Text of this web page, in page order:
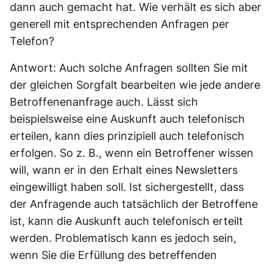
dann auch gemacht hat. Wie verhält es sich aber
generell mit entsprechenden Anfragen per
Telefon?
Antwort: Auch solche Anfragen sollten Sie mit
der gleichen Sorgfalt bearbeiten wie jede andere
Betroffenenanfrage auch. Lässt sich
beispielsweise eine Auskunft auch telefonisch
erteilen, kann dies prinzipiell auch telefonisch
erfolgen. So z. B., wenn ein Betroffener wissen
will, wann er in den Erhalt eines Newsletters
eingewilligt haben soll. Ist sichergestellt, dass
der Anfragende auch tatsächlich der Betroffene
ist, kann die Auskunft auch telefonisch erteilt
werden. Problematisch kann es jedoch sein,
wenn Sie die Erfüllung des betreffenden